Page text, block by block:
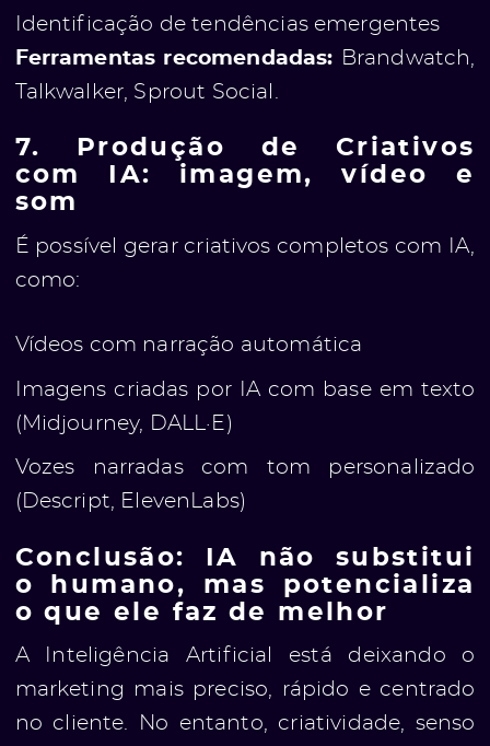
Identificação de tendências emergentes
Ferramentas recomendadas: Brandwatch,
Talkwalker, Sprout Social.
7. Produção de Criativos
com IA: imagem, vídeo e
som
É possível gerar criativos completos com IA,
como:
Vídeos com narração automática
Imagens criadas por IA com base em texto
(Midjourney, DALL·E)
Vozes narradas com tom personalizado
(Descript, ElevenLabs)
Conclusão: IA não substitui
o humano, mas potencializa
o que ele faz de melhor
A Inteligência Artificial está deixando o
marketing mais preciso, rápido e centrado
no cliente. No entanto, criatividade, senso